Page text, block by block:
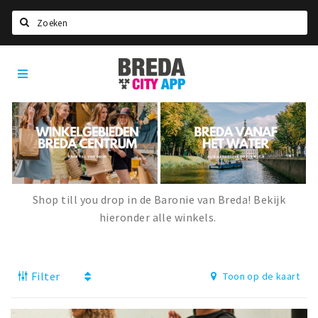
Home
Agenda
Deals
Party pics
Nieuws, interviews & blogs
Recreatief
Breda
City
App
Shop till you drop in de Baronie van Breda! Bekijk
hieronder alle winkels.
Filter Toon op de kaart